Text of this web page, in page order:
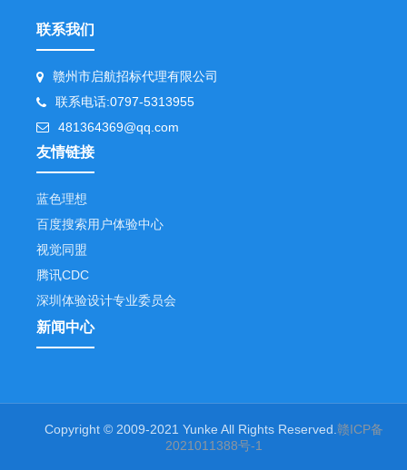
联系我们
赣州市启航招标代理有限公司
联系电话:0797-5313955
481364369@qq.com
友情链接
蓝色理想
百度搜索用户体验中心
视觉同盟
腾讯CDC
深圳体验设计专业委员会
新闻中心
Copyright © 2009-2021 Yunke All Rights Reserved. 赣ICP备
2021011388号-1